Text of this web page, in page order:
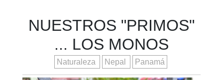
NUESTROS "PRIMOS"
... LOS MONOS
Naturaleza Nepal Panamá